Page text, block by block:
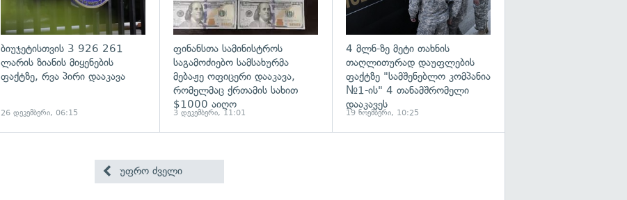
ბიუჯეტისთვის 3 926 261
ლარის ზიანის მიყენების
ფაქტზე, რვა პირი დააკავა
26 დეკემბერი, 06:15
ფინანსთა სამინისტროს
საგამოძიებო სამსახურმა
მებაჟე ოფიცერი დააკავა,
რომელმაც ქრთამის სახით
$1000 აიღო
3 დეკემბერი, 11:01
4 მლნ-ზე მეტი თახნის
თაღლითურად დაუფლების
ფაქტზე "სამშენებლო კომპანია
№1-ის" 4 თანამშრომელი
დააკავეს
19 ნოემბერი, 10:25
უფრო ძველი